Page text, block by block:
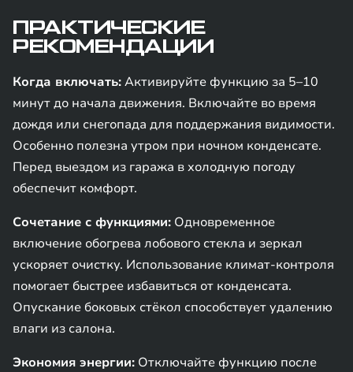
ПРАКТИЧЕСКИЕ
РЕКОМЕНДАЦИИ
Когда включать:Активируйте функцию за 5–10
минут до начала движения. Включайте во время
дождя или снегопада для поддержания видимости.
Особенно полезна утром при ночном конденсате.
Перед выездом из гаража в холодную погоду
обеспечит комфорт.
Сочетание с функциями: Одновременное
включение обогрева лобового стекла и зеркал
ускоряет очистку. Использование климат-контроля
помогает быстрее избавиться от конденсата.
Опускание боковых стёкол способствует удалению
влаги из салона.
Экономия энергии: Отключайте функцию после